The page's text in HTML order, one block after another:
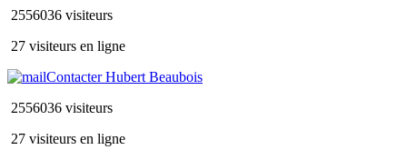
2556036 visiteurs
27 visiteurs en ligne
Contacter Hubert Beaubois
2556036 visiteurs
27 visiteurs en ligne